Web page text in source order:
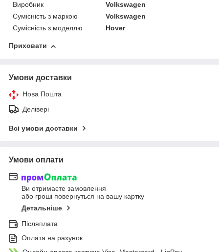
Виробник
Volkswagen
Сумісність з маркою
Volkswagen
Сумісність з моделлю
Hover
Приховати
Умови доставки
Нова Пошта
Делівері
Всі умови доставки
Умови оплати
Ви отримаєте замовлення
або гроші повернуться на вашу картку
Детальніше
Післяплата
Оплата на рахунок